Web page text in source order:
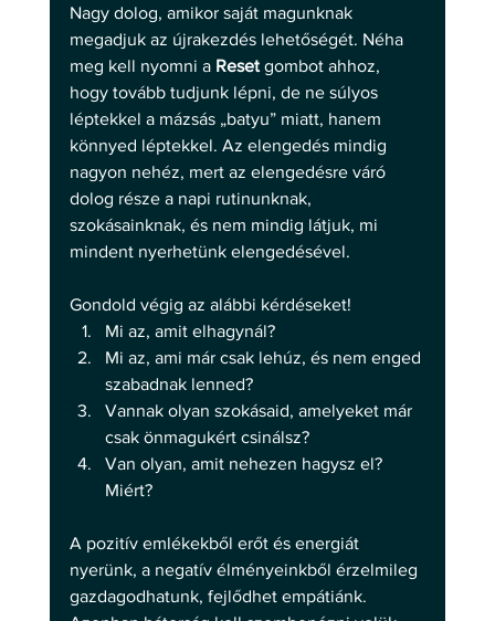
Nagy dolog, amikor saját magunknak
megadjuk az újrakezdés lehetőségét. Néha
meg kell nyomni a Reset gombot ahhoz,
hogy tovább tudjunk lépni, de ne súlyos
léptekkel a mázsás „batyu” miatt, hanem
könnyed léptekkel. Az elengedés mindig
nagyon nehéz, mert az elengedésre váró
dolog része a napi rutinunknak,
szokásainknak, és nem mindig látjuk, mi
mindent nyerhetünk elengedésével.
Gondold végig az alábbi kérdéseket!
Mi az, amit elhagynál?
Mi az, ami már csak lehúz, és nem enged
szabadnak lenned?
Vannak olyan szokásaid, amelyeket már
csak önmagukért csinálsz?
Van olyan, amit nehezen hagysz el?
Miért?
A pozitív emlékekből erőt és energiát
nyerünk, a negatív élményeinkből érzelmileg
gazdagodhatunk, fejlődhet empátiánk.